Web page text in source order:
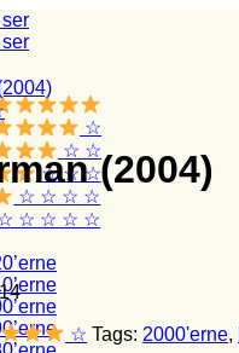
☆
☆ ☆
☆ ☆ ☆
☆ ☆ ☆ ☆
☆ ☆ ☆ ☆
(2004)
☆ Tags: 2000'erne,